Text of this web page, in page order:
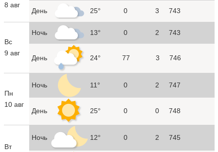
8 авг
День 25° 0 3 743
Вс
9 авг
Ночь 13° 0 2 743
День 24° 77 3 746
Пн
10 авг
Ночь 11° 0 2 747
День 25° 0 0 748
Вт
Ночь 12° 0 2 745